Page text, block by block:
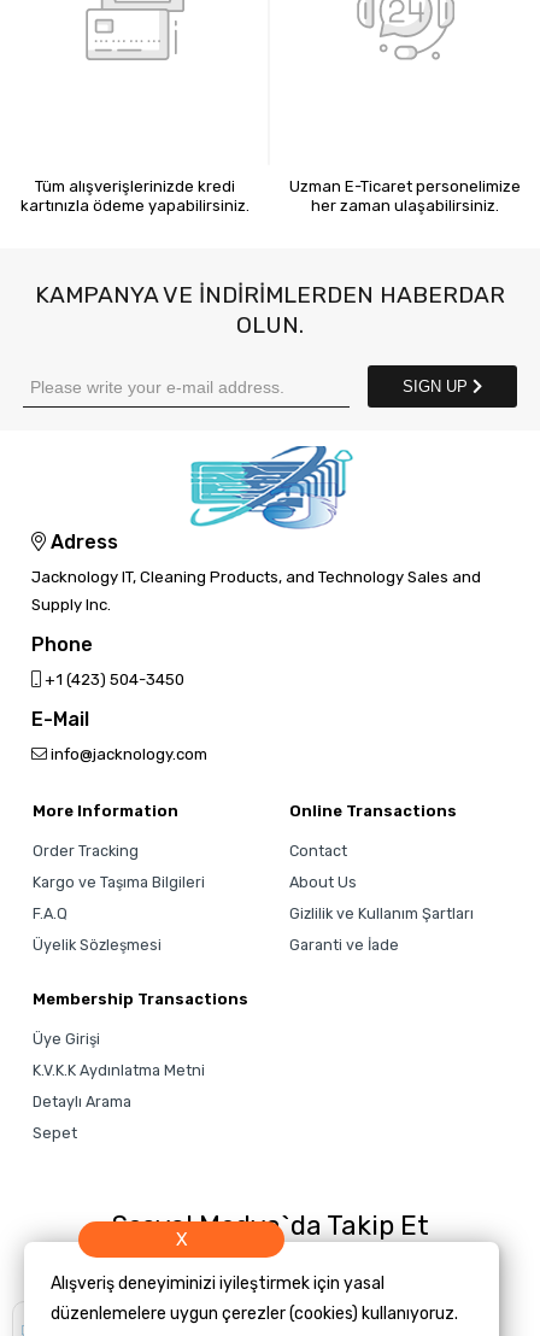
Tüm alışverişlerinizde kredi
kartınızla ödeme yapabilirsiniz.
Uzman E-Ticaret personelimize
her zaman ulaşabilirsiniz.
KAMPANYA VE INDIRIMLERDEN HABERDAR
OLUN.
SIGN UP
Adress
Jacknology IT, Cleaning Products, and Technology Sales and
Supply Inc.
Phone
‎+1 (423) 504-3450
E-Mail
info@jacknology.com
More Information
Order Tracking
Kargo ve Taşıma Bilgileri
F.A.Q
Üyelik Sözleşmesi
Online Transactions
Contact
About Us
Gizlilik ve Kullanım Şartları
Garanti ve İade
Membership Transactions
Üye Girişi
K.V.K.K Aydınlatma Metni
Detaylı Arama
Sepet
Sosyal Medya`da Takip Et
Size yardımcı
X
Alışveriş deneyiminizi iyileştirmek için yasal
düzenlemelere uygun çerezler (cookies) kullanıyoruz.